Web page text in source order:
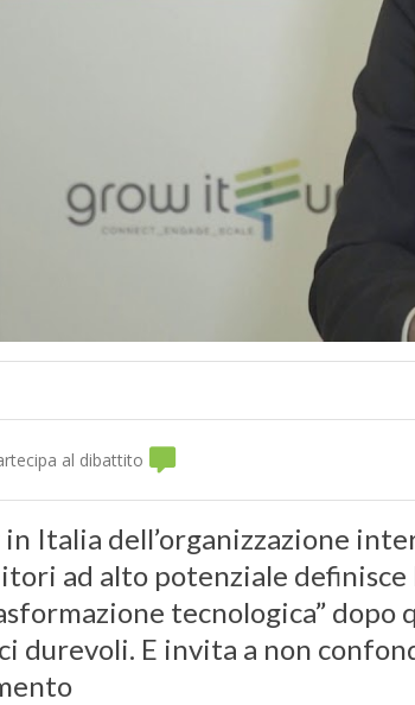
al dibattito
Italia dell’organizzazione
ad alto potenziale definisce
tecnologica” dopo
durevoli. E invita a non